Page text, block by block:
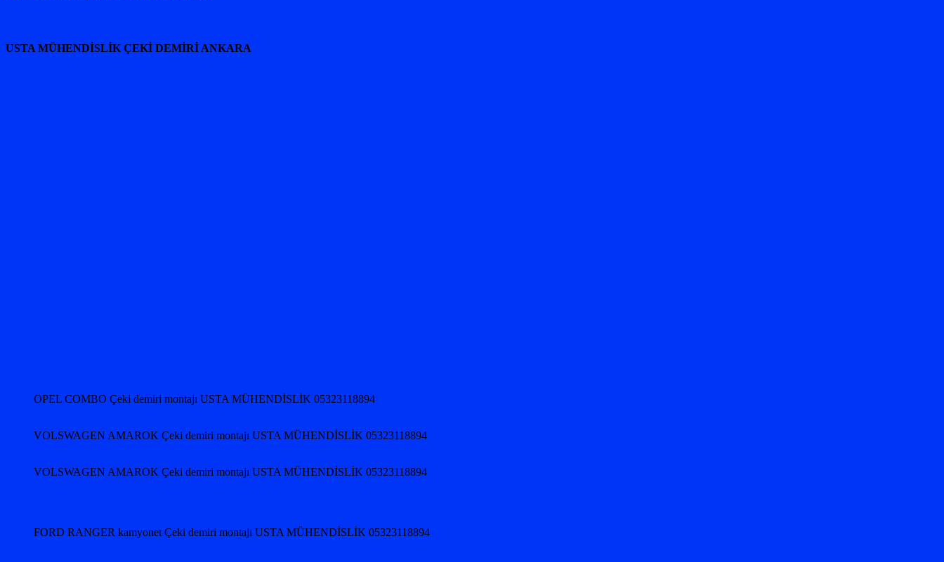
USTA MÜHENDİSLİK ÇEKİ DEMİRİ ANKARA
OPEL COMBO Çeki demiri montajı USTA MÜHENDİSLİK 05323118894
VOLSWAGEN AMAROK Çeki demiri montajı USTA MÜHENDİSLİK 05323118894
VOLSWAGEN AMAROK Çeki demiri montajı USTA MÜHENDİSLİK 05323118894
FORD RANGER kamyonet Çeki demiri montajı USTA MÜHENDİSLİK 05323118894